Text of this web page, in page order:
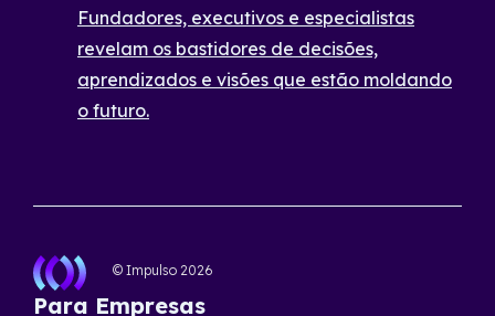
Fundadores, executivos e especialistas
revelam os bastidores de decisões,
aprendizados e visões que estão moldando
o futuro.
© Impulso 2026
Para Empresas